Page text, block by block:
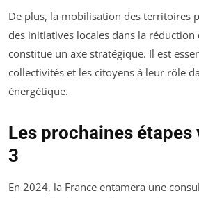
De plus, la mobilisation des territoires
des initiatives locales dans la
constitue un axe stratégique. Il est
collectivités et les citoyens à leur rôle
énergétique.
Les prochaines étapes
3
En 2024, la France entamera une